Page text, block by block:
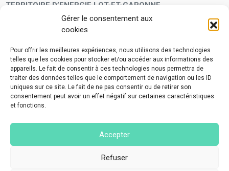
Gérer le consentement aux
cookies
Pour offrir les meilleures expériences, nous utilisons des technologies
telles que les cookies pour stocker et/ou accéder aux informations des
appareils. Le fait de consentir à ces technologies nous permettra de
traiter des données telles que le comportement de navigation ou les ID
uniques sur ce site. Le fait de ne pas consentir ou de retirer son
consentement peut avoir un effet négatif sur certaines caractéristiques
et fonctions.
Accepter
Refuser
TERRITOIRE D’ENERGIE LOT-ET-GARONNE
Enfants et adolescents
VIVRE À VOS CÔTÉS
Service municipal d’aide administrative
Aide à la personne en difficulté
Télé-alerte
Collecte des déchets ménagers et encombrants
Application Mes déchets-Agglo Agen